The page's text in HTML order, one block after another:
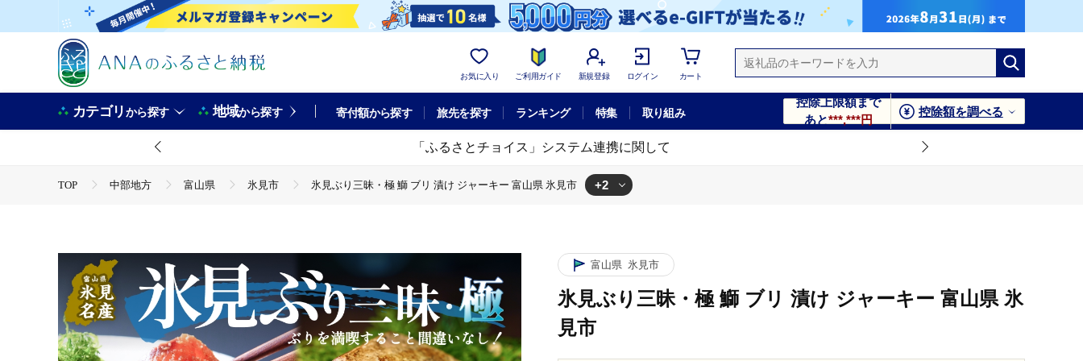
お気に入り ご利用ガイド 新規登録 ログイン カート
カテゴリから探す 地域から探す 寄付額から探す 旅先を探す ランキング 特集 取り組み
控除上限額まで
あと***,***円
控除額を調べる
「ふるさとチョイス」システム連携に関して
TOP 中部地方 富山県 氷見市 氷見ぶり三昧・極 鰤 ブリ 漬け ジャーキー 富山県 氷見市 +2
富山県 氷見市
氷見ぶり三昧・極 鰤 ブリ 漬け ジャーキー 富山県 氷
見市